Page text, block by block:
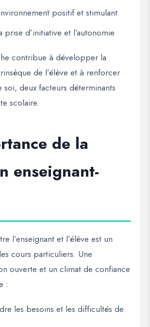
positif et stimulant
prise d’initiative et l’autonomie
contribue à développer la
de l’élève et à renforcer
soi, deux facteurs déterminants
scolaire.
de la
enseignant-
l’enseignant et l’élève est un
cours particuliers. Une
ouverte et un climat de confiance
:
les besoins et les difficultés de